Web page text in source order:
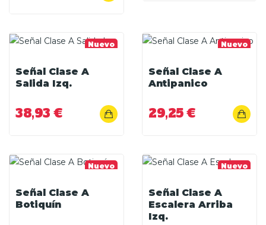
Nuevo
Señal Clase A
Salida Izq.
38,93 €
Nuevo
Señal Clase A
Antipanico
29,25 €
Nuevo
Señal Clase A
Botiquín
Nuevo
Señal Clase A
Escalera Arriba
Izq.